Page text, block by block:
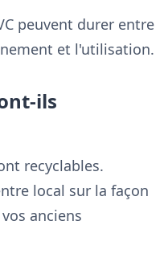
peuvent durer entre
et l'utilisation.
ils
recyclables.
local sur la façon
anciens